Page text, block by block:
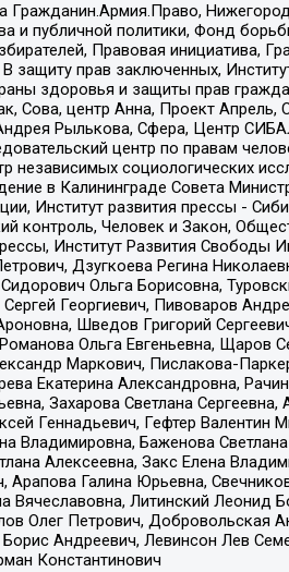
Гражданин.Армия.Право,
и публичной политики, Фонд
Правовая инициатива,
защиту прав заключенных,
здоровья и защиты прав
Сова, центр Анна, Проект
Рылькова, Сфера, Центр
центр по правам
независимых социологических
в Калининграде Совета
Институт развития прессы -
контроль, Человек и Закон,
Институт Развития
Дзугкоева Регина
Ольга Борисовна,
Георгиевич, Пивоваров
Шведов Григорий
Ольга Евгеньевна, Щаров
Маркович, Пислакова-
Екатерина Александровна,
Захарова Светлана
Геннадьевич, Гефтер Валентин
Владимировна, Баженова
Алексеевна, Закс Елена
Арапова Галина Юрьевна,
Вячеславовна, Литинский
Олег Петрович, Добровольская
Борис Андреевич, Левинсон Лев
Константинович